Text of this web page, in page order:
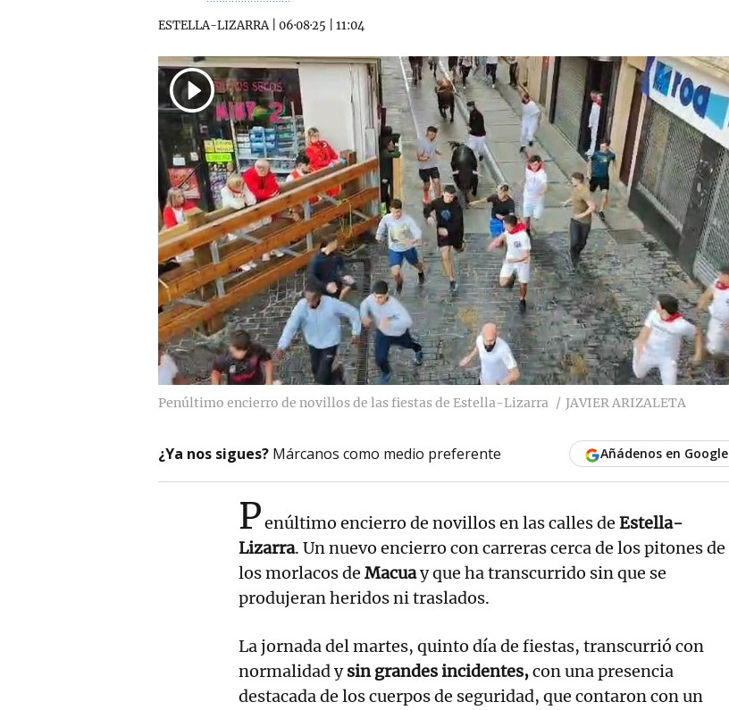
ESTELLA-LIZARRA| 06·08·25 11:04
Penúltimo encierro de novillos de las fiestas de Estella-Lizarra JAVIER ARIZALETA
¿Ya nos sigues? Márcanos como medio preferente Añádenos en Google
Penúltimo encierro de novillos en las calles de Estella-
Lizarra. Un nuevo encierro con carreras cerca de los pitones de
los morlacos de Macuay que ha transcurrido sin que se
produjeran heridos ni traslados.
La jornada del martes, quinto día de fiestas, transcurrió con
normalidad ysin grandes incidentes,con una presencia
destacada de los cuerpos de seguridad, que contaron con un